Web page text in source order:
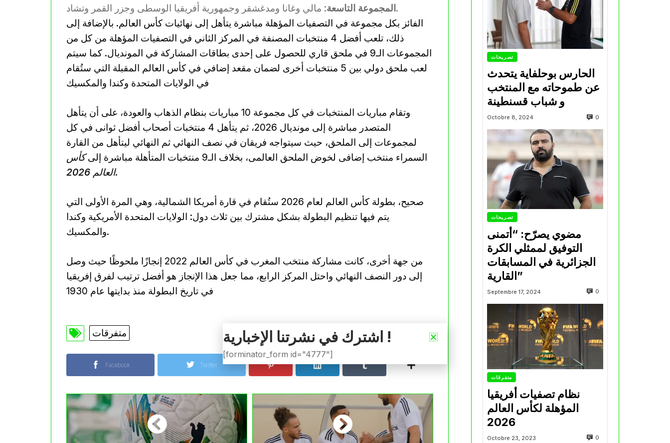
المجموعة التاسعة : مالي وغانا ومدغشقر وجمهورية أفريقيا الوسطى وجزر القمر وتشاد.
الفائز بكل مجموعة في التصفيات المؤهلة مباشرة يتأهل إلى نهائيات كأس العالم. بالإضافة إلى
ذلك، تلعب أفضل 4 منتخبات المصنفة في المركز الثاني في التصفيات المؤهلة من كل من
المجموعات الـ9 في ملحق قاري للحصول على إحدى بطاقات المشاركة في المونديال. كما سيتم
لعب ملحق دولي بين 5 منتخبات أخرى لضمان مقعد إضافي في كأس العالم المقبلة التي ستُقام
في الولايات المتحدة وكندا والمكسيك
وتقام مباريات المنتخبات في كل مجموعة 10 مباريات بنظام الذهاب والعودة، على أن يتأهل
المتصدر مباشرة إلى مونديال 2026، ثم يتأهل 4 منتخبات أصحاب أفضل ثوانى في كل
لمجموعات إلى الملحق، حيث سيتواجه فريقان في نصف النهائي ثم النهائي ليتأهل من القارة
السمراء منتخب إضافى لخوض الملحق العالمى، بخلاف الـ9 منتخبات المتأهلة مباشرة إلى
كأس
العالم 2026.
صحيح، بطولة كأس العالم لعام 2026 ستُقام في قارة أمريكا الشمالية، وهي المرة الأولى التي
يتم فيها تنظيم البطولة بشكل مشترك بين ثلاث دول: الولايات المتحدة الأمريكية وكندا
والمكسيك.
من جهة أخرى، كانت مشاركة منتخب المغرب في كأس العالم 2022 إنجازًا ملحوظًا حيث وصل
إلى دور النصف النهائي واحتل المركز الرابع، مما جعل هذا الإنجاز هو أفضل ترتيب لفرق إفريقيا
في تاريخ البطولة منذ بدايتها عام 1930
متفرقات
Facebook Twitter
تصريحات
الحارس بوحلفاية يتحدث
عن طموحاته مع المنتخب
و شباب قسنطينة
Octobre 8, 2024 0
تصريحات
مضوي يصرّح: “أتمنى
التوفيق لممثلي الكرة
الجزائرية في المسابقات
القارية”
Septembre 17, 2024 0
متفرقات
نظام تصفيات أفريقيا
المؤهلة لكأس العالم
2026
Octobre 23, 2023 0
اشترك في نشرتنا الإخبارية !
[forminator_form id="4777"]